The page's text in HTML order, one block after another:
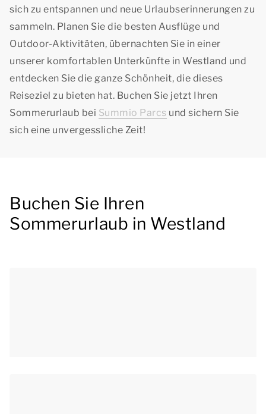
sich zu entspannen und neue Urlaubserinnerungen zu
sammeln. Planen Sie die besten Ausflüge und
Outdoor-Aktivitäten, übernachten Sie in einer
unserer komfortablen Unterkünfte in Westland und
entdecken Sie die ganze Schönheit, die dieses
Reiseziel zu bieten hat. Buchen Sie jetzt Ihren
Sommerurlaub bei Summio Parcs und sichern Sie
sich eine unvergessliche Zeit!
Buchen Sie Ihren
Sommerurlaub in Westland